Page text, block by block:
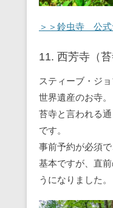
＞＞鈴虫寺 公式
11. 西芳寺（苔
スティーブ・ジ
世界遺産のお寺。
苔寺と言われる
です。
事前予約が必須
基本ですが、直
うになりました。